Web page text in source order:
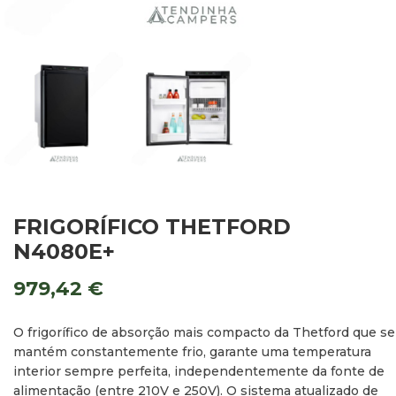
FRIGORÍFICO THETFORD
N4080E+
979,42 €
O frigorífico de absorção mais compacto da Thetford que se
mantém constantemente frio, garante uma temperatura
interior sempre perfeita, independentemente da fonte de
alimentação (entre 210V e 250V). O sistema atualizado de